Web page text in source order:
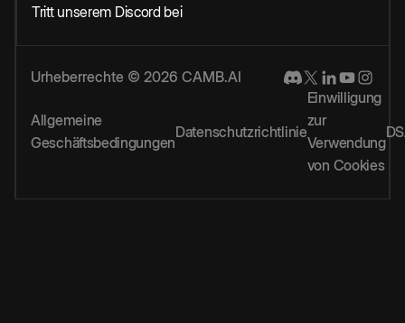
Tritt unserem Discord bei
Urheberrechte © 2026 CAMB.AI
Allgemeine
Geschäftsbedingungen
Datenschutzrichtlinie
Einwilligung
zur
Verwendung
von Cookies